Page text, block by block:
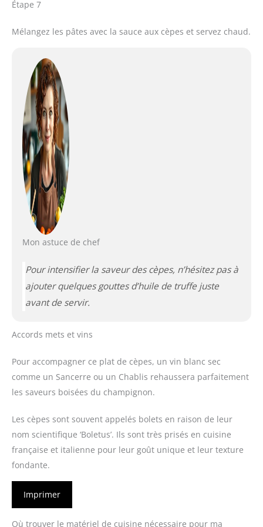
Étape 7
Mélangez les pâtes avec la sauce aux cèpes et servez chaud.
Mon astuce de chef
Pour intensifier la saveur des cèpes, n’hésitez pas à
ajouter quelques gouttes d’huile de truffe juste
avant de servir.
Accords mets et vins
Pour accompagner ce plat de cèpes, un vin blanc sec
comme un Sancerre ou un Chablis rehaussera parfaitement
les saveurs boisées du champignon.
Les cèpes sont souvent appelés bolets en raison de leur
nom scientifique ‘Boletus’. Ils sont très prisés en cuisine
française et italienne pour leur goût unique et leur texture
fondante.
Imprimer
Où trouver le matériel de cuisine nécessaire pour ma